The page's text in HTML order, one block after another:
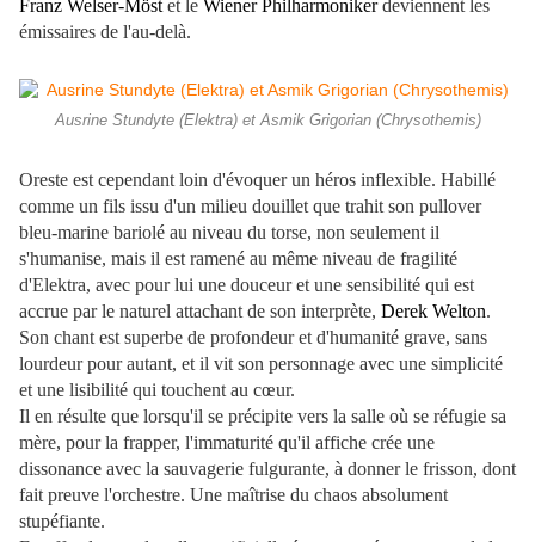
Franz Welser-Möst et le Wiener Philharmonikerdeviennent les
émissaires de l'au-delà.
Ausrine Stundyte (Elektra) et Asmik Grigorian (Chrysothemis)
Oreste est cependant loin d'évoquer un héros inflexible. Habillé
comme un fils issu d'un milieu douillet que trahit son pullover
bleu-marine bariolé au niveau du torse, non seulement il
s'humanise, mais il est ramené au même niveau de fragilité
d'Elektra, avec pour lui une douceur et une sensibilité qui est
accrue par le naturel attachant de son interprète, Derek Welton.
Son chant est superbe de profondeur et d'humanité grave, sans
lourdeur pour autant, et il vit son personnage avec une simplicité
et une lisibilité qui touchent au cœur.
Il en résulte que lorsqu'il se précipite vers la salle où se réfugie sa
mère, pour la frapper, l'immaturité qu'il affiche crée une
dissonance avec la sauvagerie fulgurante, à donner le frisson, dont
fait preuve l'orchestre. Une maîtrise du chaos absolument
stupéfiante.